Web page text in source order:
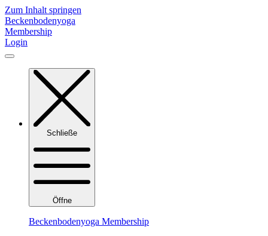
Zum Inhalt springen
Beckenbodenyoga
Membership
Login
Schließe
Öffne
Beckenbodenyoga Membership